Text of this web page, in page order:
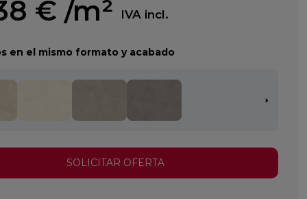
€ /m² IVA incl.
en el mismo formato y acabado
SOLICITAR OFERTA